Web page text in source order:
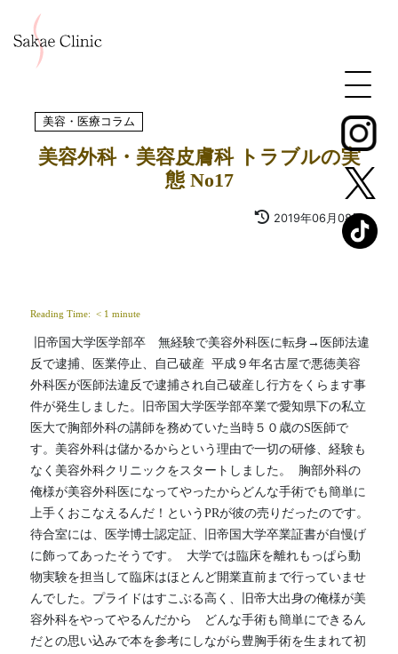
美容・医療コラム
美容外科・美容皮膚科 トラブルの実
態 No17
2019年06月08日
Reading Time: < 1 minute
反で逮捕、医業停止、自己破産  平成９年名古屋で悪徳美容
外科医が医師法違反で逮捕され自己破産し行方をくらます事
件が発生しました。旧帝国大学医学部卒業で愛知県下の私立
医大で胸部外科の講師を務めていた当時５０歳のS医師で
す。美容外科は儲かるからという理由で一切の研修、経験も
なく美容外科クリニックをスタートしました。  胸部外科の
俺様が美容外科医になってやったからどんな手術でも簡単に
上手くおこなえるんだ！というPRが彼の売りだったのです。
待合室には、医学博士認定証、旧帝国大学卒業証書が自慢げ
に飾ってあったそうです。  大学では臨床を離れもっぱら動
物実験を担当して臨床はほとんど開業直前まで行っていませ
んでした。プライドはすこぶる高く、旧帝大出身の俺様が美
容外科をやってやるんだから　どんな手術も簡単にできるん
だとの思い込みで本を参考にしながら豊胸手術を生まれて初